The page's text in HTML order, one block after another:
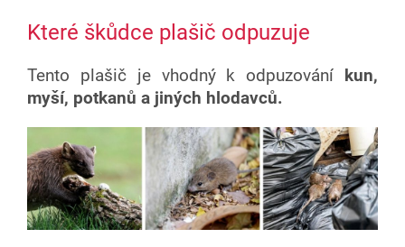
Které škůdce plašič odpuzuje
Tento plašič je vhodný k odpuzování
kun,
myší, potkanů a jiných hlodavců.